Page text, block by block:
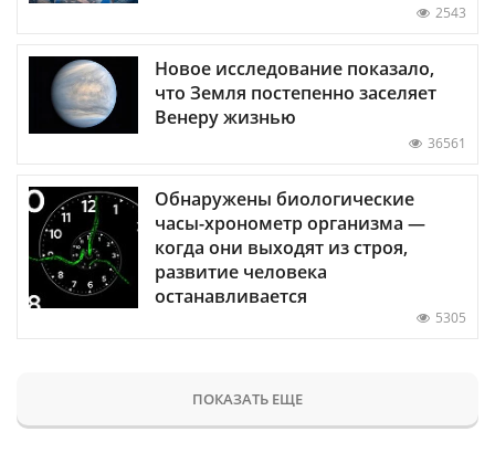
2543
Новое исследование показало,
что Земля постепенно заселяет
Венеру жизнью
36561
Обнаружены биологические
часы-хронометр организма —
когда они выходят из строя,
развитие человека
останавливается
5305
ПОКАЗАТЬ ЕЩЕ